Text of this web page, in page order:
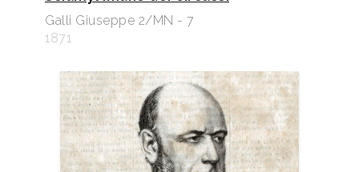
Galli Giuseppe 2/MN - 7
1871